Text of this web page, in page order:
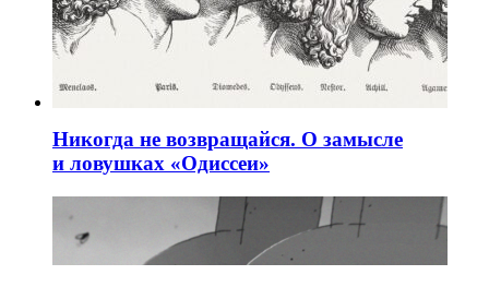
Никогда не возвращайся. О замысле
и ловушках «Одиссеи»